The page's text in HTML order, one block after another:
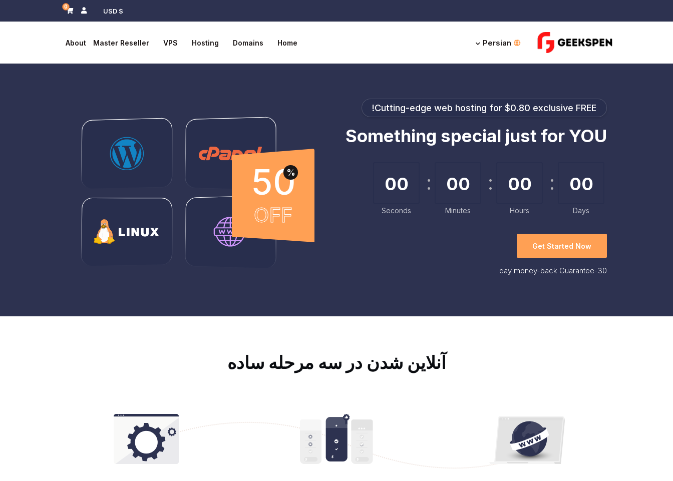
$ USD
0
Persian
Home
Domains
Hosting
VPS
Master Reseller
About
Cutting-edge web hosting for $0.80 exclusive FREE!
Something special just for YOU
00
Days
00
Hours
00
Minutes
00
Seconds
Get Started Now
30-day
money-back Guarantee
50
OFF
%
آنلاین شدن در سه مرحله ساده